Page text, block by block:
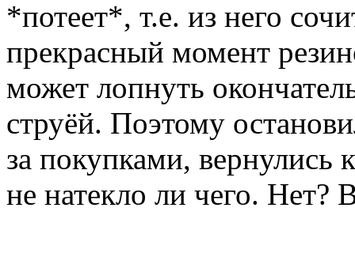
*потеет*, т.е. из него
прекрасный момент
может лопнуть
струёй. Поэтому
за покупками, вернулись
не натекло ли чего. Нет?